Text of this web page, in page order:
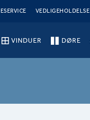
VEDLIGEHOLDELSE
VINDUER DØRE